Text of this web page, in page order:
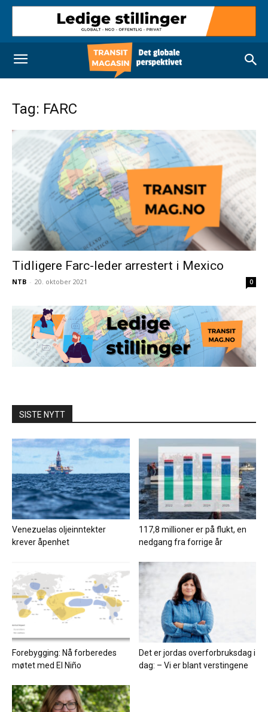
Tag: FARC
Tidligere Farc-leder arrestert i Mexico
NTB - 20. oktober 2021 0
SISTE NYTT
Venezuelas oljeinntekter
krever åpenhet
117,8 millioner er på flukt, en
nedgang fra forrige år
Forebygging: Nå forberedes
møtet med El Niño
Det er jordas overforbruksdag i
dag: – Vi er blant verstingene